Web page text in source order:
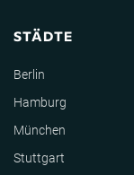
STÄDTE
Berlin
Hamburg
München
Stuttgart